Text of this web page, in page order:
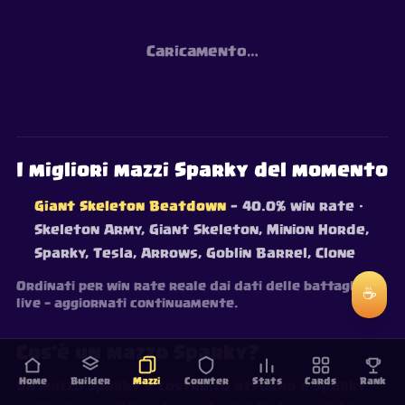
Caricamento…
I migliori mazzi Sparky del momento
Giant Skeleton Beatdown — 40.0% win rate ·
Skeleton Army, Giant Skeleton, Minion Horde,
Sparky, Tesla, Arrows, Goblin Barrel, Clone
Ordinati per win rate reale dai dati delle battaglie
live — aggiornati continuamente.
Cos’è un mazzo Sparky?
Un mazzo Sparky è costruito attorno a Sparky
Home Builder Mazzi Counter Stats Cards Rank
☕